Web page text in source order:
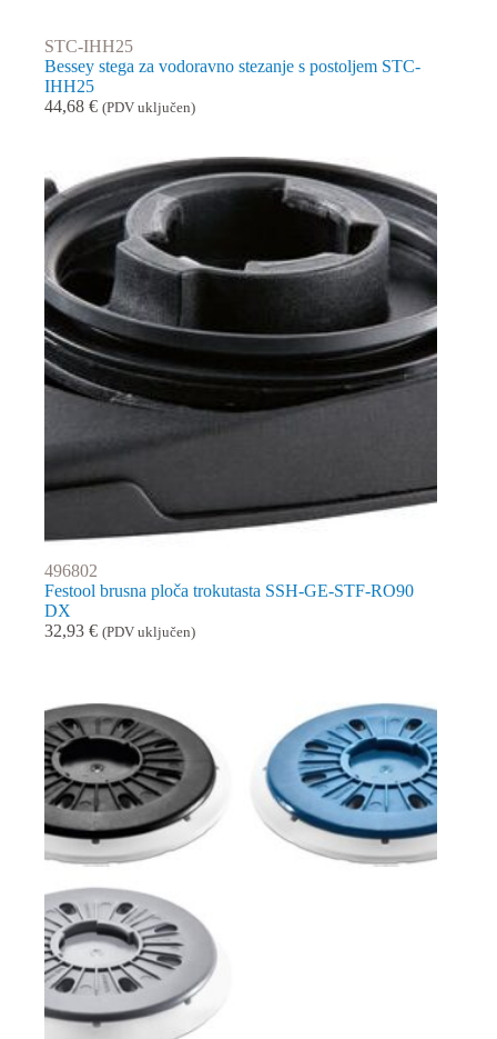
STC-IHH25
Bessey stega za vodoravno stezanje s postoljem STC-
IHH25
44,68 € (PDV uključen)
496802
Festool brusna ploča trokutasta SSH-GE-STF-RO90
DX
32,93 € (PDV uključen)